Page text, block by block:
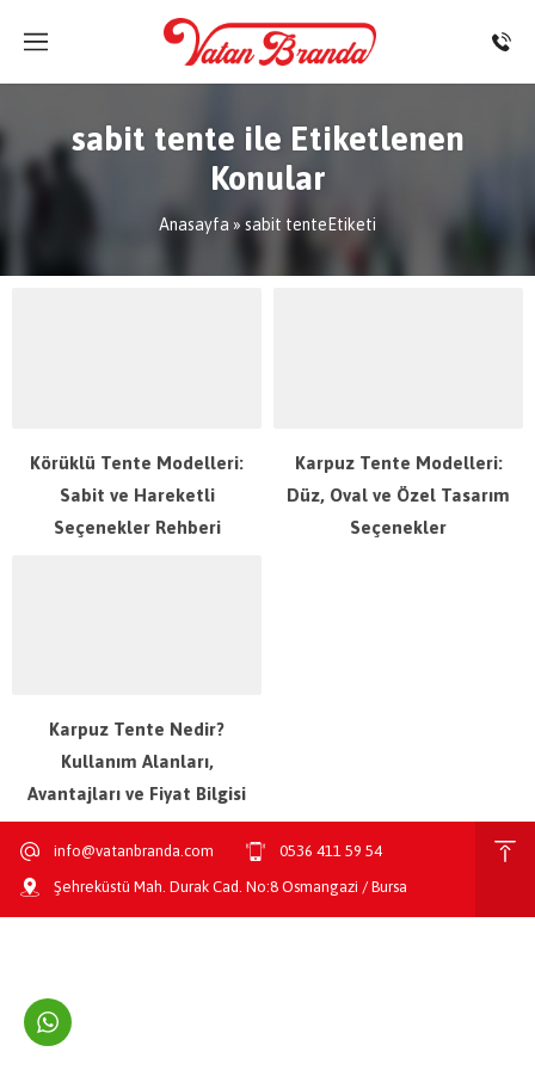
sabit tente ile Etiketlenen
Konular
Anasayfa » sabit tenteEtiketi
Körüklü Tente Modelleri:
Sabit ve Hareketli
Seçenekler Rehberi
Karpuz Tente Modelleri:
Düz, Oval ve Özel Tasarım
Seçenekler
Karpuz Tente Nedir?
Kullanım Alanları,
Avantajları ve Fiyat Bilgisi
info@vatanbranda.com
0536 411 59 54
Şehreküstü Mah. Durak Cad. No:8 Osmangazi / Bursa